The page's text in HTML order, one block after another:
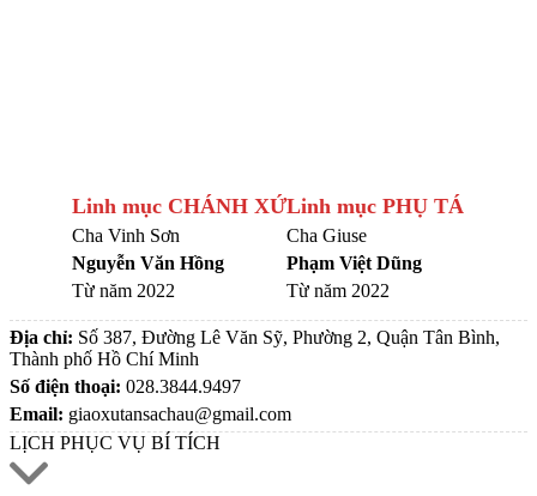
Linh mục CHÁNH XỨ
Cha Vinh Sơn
Nguyễn Văn Hồng
Từ năm 2022
Linh mục PHỤ TÁ
Cha Giuse
Phạm Việt Dũng
Từ năm 2022
Địa chỉ: Số 387, Đường Lê Văn Sỹ, Phường 2, Quận Tân Bình,
Thành phố Hồ Chí Minh
Số điện thoại: 028.3844.9497
Email: giaoxutansachau@gmail.com
LỊCH PHỤC VỤ BÍ TÍCH